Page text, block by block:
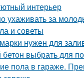
интерьер
ухаживать за
и советы
нужен для
бетон выбрать для
пола в гараже.